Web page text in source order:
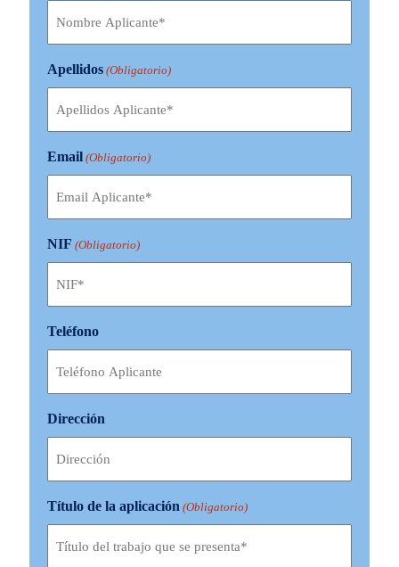
Apellidos (Obligatorio)
Email (Obligatorio)
NIF (Obligatorio)
Teléfono
Dirección
Título de la aplicación (Obligatorio)